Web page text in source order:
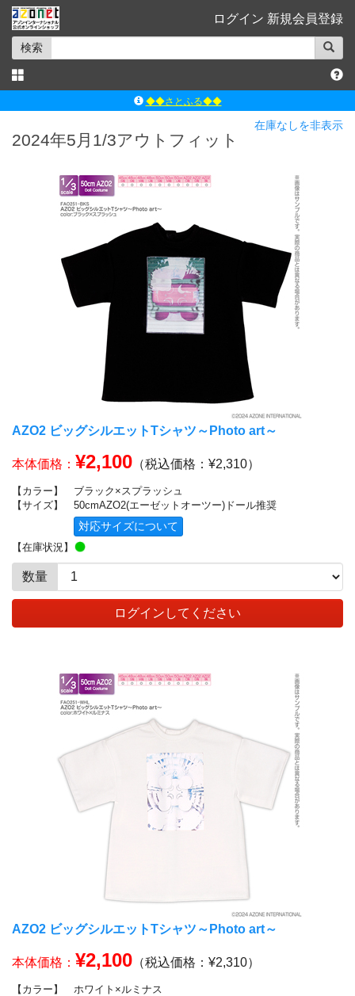
ログイン 新規会員登録
検索
◆◆さとふる◆◆
アゾンダイレクトストア
在庫なしを非表示
2024年5月1/3アウトフィット
AZO2 ビッグシルエットTシャツ～Photo art～
本体価格： ¥2,100 （税込価格：¥2,310）
【カラー】
ブラック×スプラッシュ
【サイズ】
50cmAZO2(エーゼットオーツー)ドール推奨
対応サイズについて
【在庫状況】
数量
ログインしてください
AZO2 ビッグシルエットTシャツ～Photo art～
本体価格： ¥2,100 （税込価格：¥2,310）
【カラー】
ホワイト×ルミナス